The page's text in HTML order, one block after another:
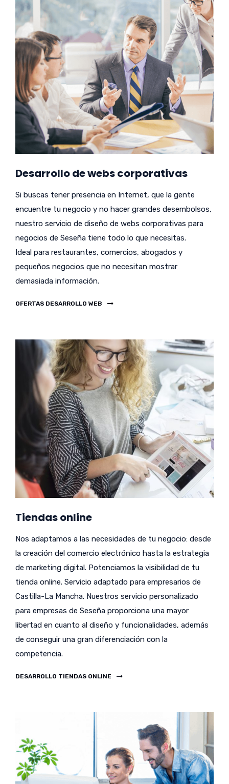
Desarrollo de webs corporativas
Si buscas tener presencia en Internet, que la gente
encuentre tu negocio y no hacer grandes desembolsos,
nuestro servicio de diseño de webs corporativas para
negocios de Seseña tiene todo lo que necesitas.
Ideal para restaurantes, comercios, abogados y
pequeños negocios que no necesitan mostrar
demasiada información.
OFERTAS DESARROLLO WEB
Tiendas online
Nos adaptamos a las necesidades de tu negocio: desde
la creación del comercio electrónico hasta la estrategia
de marketing digital. Potenciamos la visibilidad de tu
tienda online. Servicio adaptado para empresarios de
Castilla-La Mancha. Nuestros servicio personalizado
para empresas de Seseña proporciona una mayor
libertad en cuanto al diseño y funcionalidades, además
de conseguir una gran diferenciación con la
competencia.
DESARROLLO TIENDAS ONLINE